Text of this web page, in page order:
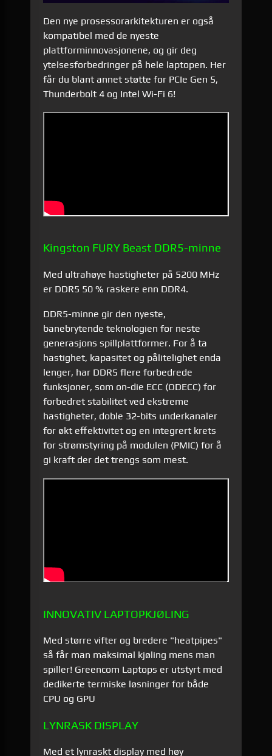
Den nye prosessorarkitekturen er også
kompatibel med de nyeste
plattforminnovasjonene, og gir deg
ytelsesforbedringer på hele laptopen. Her
får du blant annet støtte for PCIe Gen 5,
Thunderbolt 4 og Intel Wi-Fi 6!
Kingston FURY Beast DDR5-minne
Med ultrahøye hastigheter på 5200 MHz
er DDR5 50 % raskere enn DDR4.
DDR5-minne gir den nyeste,
banebrytende teknologien for neste
generasjons spillplattformer. For å ta
hastighet, kapasitet og pålitelighet enda
lenger, har DDR5 flere forbedrede
funksjoner, som on-die ECC (ODECC) for
forbedret stabilitet ved ekstreme
hastigheter, doble 32-bits underkanaler
for økt effektivitet og en integrert krets
for strømstyring på modulen (PMIC) for å
gi kraft der det trengs som mest.
INNOVATIV LAPTOPKJØLING
Med større vifter og bredere "heatpipes"
så får man maksimal kjøling mens man
spiller! Greencom Laptops er utstyrt med
dedikerte termiske løsninger for både
CPU og GPU
LYNRASK DISPLAY
Med et lynraskt display med høy